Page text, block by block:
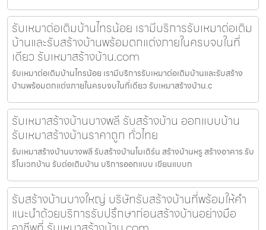
รับเหมาต่อเติมบ้านไทรน้อย เรามีบริการรับเหมาต่อเติม
บ้านและรับสร้างบ้านพร้อมตกแต่งภายในครบจบในที่
เดียว รับเหมาสร้างบ้าน.com
รับเหมาต่อเติมบ้านไทรน้อย เรามีบริการรับเหมาต่อเติมบ้านและรับสร้าง
บ้านพร้อมตกแต่งภายในครบจบในที่เดียว รับเหมาสร้างบ้าน.c
รับเหมาสร้างบ้านบางพลี รับสร้างบ้าน ออกแบบบ้าน
รับเหมาสร้างบ้านราคาถูก ทั่วไทย
รับเหมาสร้างบ้านบางพลี รับสร้างบ้านโมเดิร์น สร้างบ้านหรู สร้างอาคาร รับ
รีโนเวทบ้าน รับต่อเติมบ้าน บริการออกแบบ เขียนแบบก
รับสร้างบ้านบางใหญ่ บริษัทรับสร้างบ้านที่พร้อมให้คำ
แนะนำด้วยบริการรับปรึกษาก่อนสร้างบ้านอย่างมือ